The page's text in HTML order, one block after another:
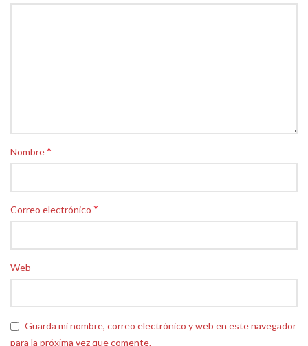
Nombre*
Correo electrónico *
Web
Guarda mi nombre, correo electrónico y web en este navegador
para la próxima vez que comente.